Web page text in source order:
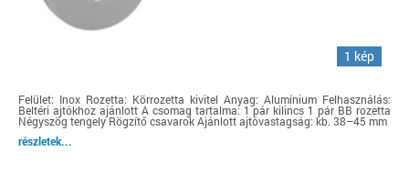
1 kép
Felület: Inox Rozetta: Körrozetta kivitel Anyag: Alumínium Felhasználás:
Beltéri ajtókhoz ajánlott A csomag tartalma: 1 pár kilincs 1 pár BB rozetta
Négyszög tengely Rögzítő csavarok Ajánlott ajtóvastagság: kb. 38–45 mm
részletek...